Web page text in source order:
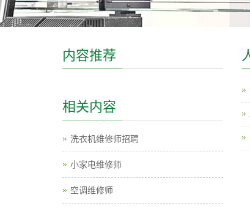
内容推荐
相关内容
洗衣机维修师招聘
小家电维修师
空调维修师